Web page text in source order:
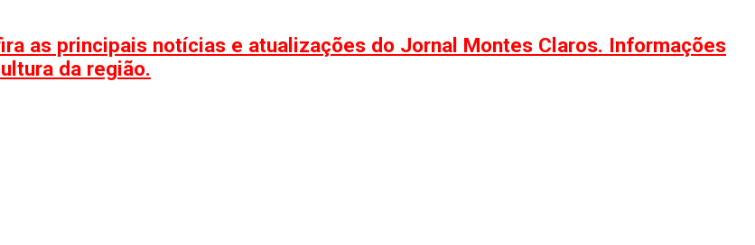
as principais notícias e atualizações do Jornal Montes Claros. Informações
da região.